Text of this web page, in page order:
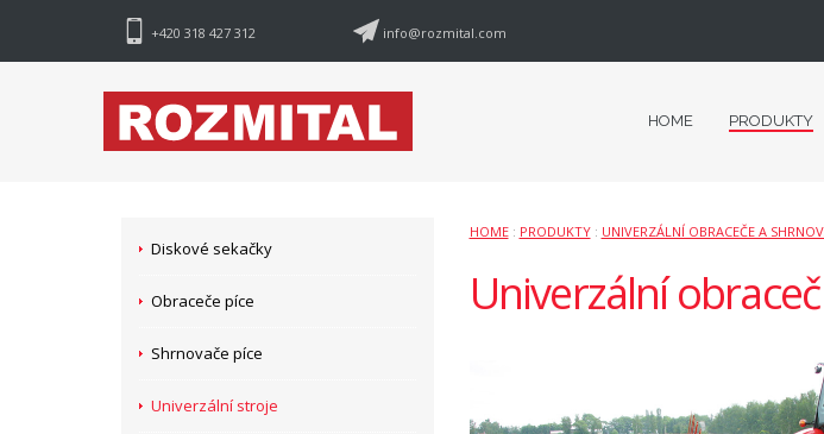
+420 318 427 312 info@rozmital.com
HOME PRODUKTY
HOME: PRODUKTY: UNIVERZÁLNÍ OBRACEČE A
Univerzální
Diskové sekačky
Obraceče píce
Shrnovače píce
Univerzální stroje